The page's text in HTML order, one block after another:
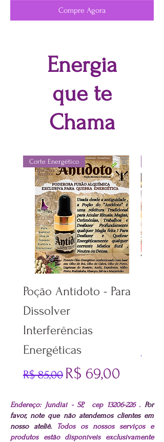
Compre Agora
Energia
que te
Chama
Corte Energético
Poção Antídoto - Para
Dissolver
Interferências
Energéticas
Preço normal
R$ 85,00Preço
R$ 69,00
R$
Endereço: Jundiaí - SP, cep 13206-226. Por
favor, note que não atendemos clientes em
nosso ateliê. Todos os nossos serviços e
produtos estão disponíveis exclusivamente